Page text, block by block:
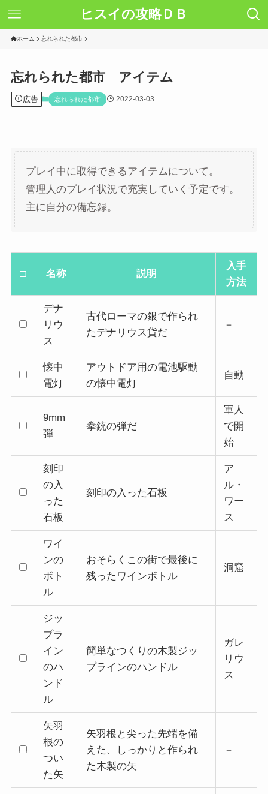
ヒスイの攻略ＤＢ
ホーム 忘れられた都市
忘れられた都市 アイテム
広告 忘れられた都市 2022-03-03
プレイ中に取得できるアイテムについて。
管理人のプレイ状況で充実していく予定です。
主に自分の備忘録。
□ 名称 説明
入手
方法
デナ
リウ
ス
古代ローマの銀で作られ
たデナリウス貨だ
－
懐中
電灯
アウトドア用の電池駆動
の懐中電灯
自動
9mm
弾
拳銃の弾だ
軍人
で開
始
刻印
の入
った
石板
刻印の入った石板
ア
ル・
ワー
ス
ワイ
ンの
ボト
ル
おそらくこの街で最後に
残ったワインボトル
洞窟
ジッ
プラ
イン
のハ
ンド
ル
簡単なつくりの木製ジッ
プラインのハンドル
ガレ
リウ
ス
矢羽
根の
つい
た矢
矢羽根と尖った先端を備
えた、しっかりと作られ
た木製の矢
－